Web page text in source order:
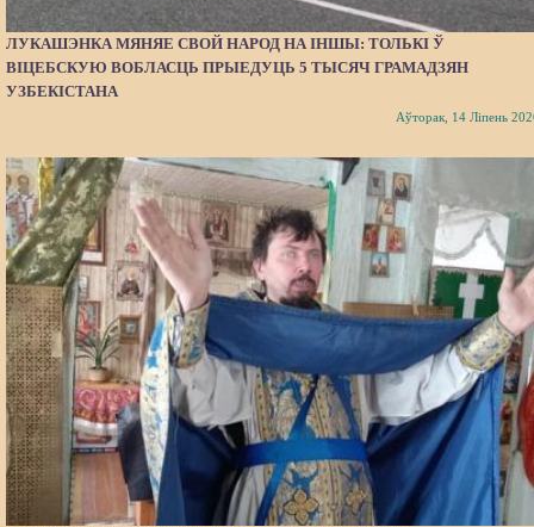
ЛУКАШЭНКА МЯНЯЕ СВОЙ НАРОД НА ІНШЫ: ТОЛЬКІ Ў
ВІЦЕБСКУЮ ВОБЛАСЦЬ ПРЫЕДУЦЬ 5 ТЫСЯЧ ГРАМАДЗЯН
УЗБЕКІСТАНА
Аўторак, 14 Ліпень